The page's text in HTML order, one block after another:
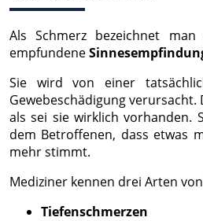
Als Schmerz bezeichnet
empfundene
Sie wird von einer
Gewebeschädigung
als sei sie wirklich vorhanden.
dem Betroffenen, dass etwas
mehr stimmt.
Mediziner kennen drei Arten
Tiefenschmerzen